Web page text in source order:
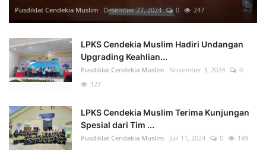
Pusdiklat Cendekia Muslim Desember 27, 2024 0 247
LPKS Cendekia Muslim Hadiri Undangan
Upgrading Keahlian...
Pusdiklat Cendekia Muslim November 3, 2024
0
127
LPKS Cendekia Muslim Terima Kunjungan
Spesial dari Tim ...
Pusdiklat Cendekia Muslim Juli 11, 2024 0 189